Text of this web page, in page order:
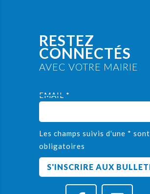
RESTEZ
CONNECTÉS
AVEC VOTRE MAIRIE
EMAIL *
Les champs suivis d'une * sont
obligatoires